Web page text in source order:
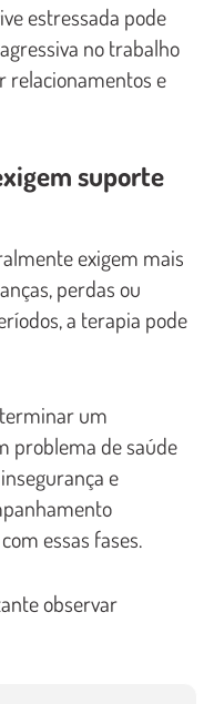
estressada pode
no trabalho
relacionamentos e
suporte
exigem mais
perdas ou
a terapia pode
um
problema de saúde
e
essas fases.
observar